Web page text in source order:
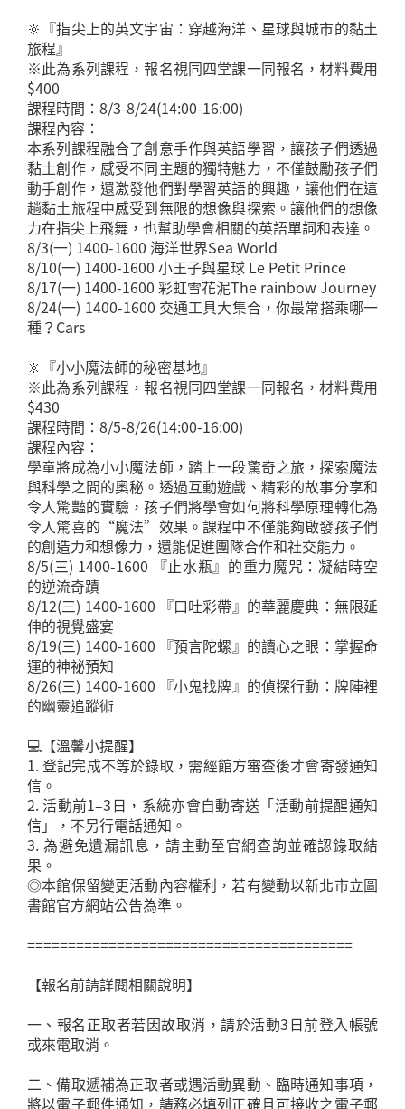
🔆『指尖上的英文宇宙：穿越海洋、星球與城市的黏土
旅程』
※此為系列課程，報名視同四堂課一同報名，材料費用
$400
課程時間：8/3-8/24(14:00-16:00)
課程內容：
本系列課程融合了創意手作與英語學習，讓孩子們透過
黏土創作，感受不同主題的獨特魅力，不僅鼓勵孩子們
動手創作，還激發他們對學習英語的興趣，讓他們在這
趟黏土旅程中感受到無限的想像與探索。讓他們的想像
力在指尖上飛舞，也幫助學會相關的英語單詞和表達。
8/3(一) 1400-1600 海洋世界Sea World
8/10(一) 1400-1600 小王子與星球 Le Petit Prince
8/17(一) 1400-1600 彩虹雪花泥The rainbow Journey
8/24(一) 1400-1600 交通工具大集合，你最常搭乘哪一
種？Cars
🔆『小小魔法師的秘密基地』
※此為系列課程，報名視同四堂課一同報名，材料費用
$430
課程時間：8/5-8/26(14:00-16:00)
課程內容：
學童將成為小小魔法師，踏上一段驚奇之旅，探索魔法
與科學之間的奧秘。透過互動遊戲、精彩的故事分享和
令人驚豔的實驗，孩子們將學會如何將科學原理轉化為
令人驚喜的“魔法”效果。課程中不僅能夠啟發孩子們
的創造力和想像力，還能促進團隊合作和社交能力。
8/5(三) 1400-1600 『止水瓶』的重力魔咒：凝結時空
的逆流奇蹟
8/12(三) 1400-1600 『口吐彩帶』的華麗慶典：無限延
伸的視覺盛宴
8/19(三) 1400-1600 『預言陀螺』的讀心之眼：掌握命
運的神祕預知
8/26(三) 1400-1600 『小鬼找牌』的偵探行動：牌陣裡
的幽靈追蹤術
💻【溫馨小提醒】
1. 登記完成不等於錄取，需經館方審查後才會寄發通知
信。
2. 活動前1–3日，系統亦會自動寄送「活動前提醒通知
信」，不另行電話通知。
3. 為避免遺漏訊息，請主動至官網查詢並確認錄取結
果。
◎本館保留變更活動內容權利，若有變動以新北市立圖
書館官方網站公告為準。
========================================
【報名前請詳閱相關說明】
一、報名正取者若因故取消，請於活動3日前登入帳號
或來電取消。
二、備取遞補為正取者或遇活動異動、臨時通知事項，
將以電子郵件通知，請務必填列正確且可接收之電子郵